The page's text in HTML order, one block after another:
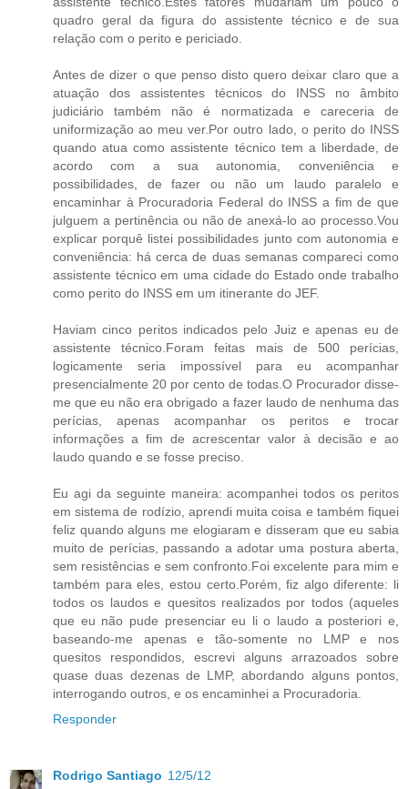
quadro geral da figura do assistente técnico e de sua
relação com o perito e periciado.
Antes de dizer o que penso disto quero deixar claro que a
atuação dos assistentes técnicos do INSS no âmbito
judiciário também não é normatizada e careceria de
uniformização ao meu ver.Por outro lado, o perito do INSS
quando atua como assistente técnico tem a liberdade, de
acordo com a sua autonomia, conveniência e
possibilidades, de fazer ou não um laudo paralelo e
encaminhar à Procuradoria Federal do INSS a fim de que
julguem a pertinência ou não de anexá-lo ao processo.Vou
explicar porquê listei possibilidades junto com autonomia e
conveniência: há cerca de duas semanas compareci como
assistente técnico em uma cidade do Estado onde trabalho
como perito do INSS em um itinerante do JEF.
Haviam cinco peritos indicados pelo Juiz e apenas eu de
assistente técnico.Foram feitas mais de 500 perícias,
logicamente seria impossível para eu acompanhar
presencialmente 20 por cento de todas.O Procurador disse-
me que eu não era obrigado a fazer laudo de nenhuma das
perícias, apenas acompanhar os peritos e trocar
informações a fim de acrescentar valor à decisão e ao
laudo quando e se fosse preciso.
Eu agi da seguinte maneira: acompanhei todos os peritos
em sistema de rodízio, aprendi muita coisa e também fiquei
feliz quando alguns me elogiaram e disseram que eu sabia
muito de perícias, passando a adotar uma postura aberta,
sem resistências e sem confronto.Foi excelente para mim e
também para eles, estou certo.Porém, fiz algo diferente: li
todos os laudos e quesitos realizados por todos (aqueles
que eu não pude presenciar eu li o laudo a posteriori e,
baseando-me apenas e tão-somente no LMP e nos
quesitos respondidos, escrevi alguns arrazoados sobre
quase duas dezenas de LMP, abordando alguns pontos,
interrogando outros, e os encaminhei a Procuradoria.
Responder
Rodrigo Santiago 12/5/12